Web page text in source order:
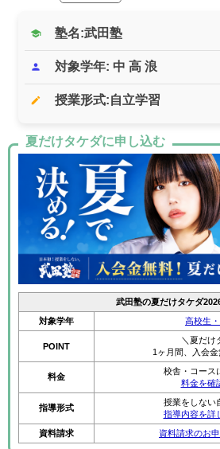
school 塾名:武田塾
person 対象学年: 中 高 浪
edit 授業形式:自立学習
夏だけタケダに申し込む
武田塾の夏だけタケダ
対象学年
高校生
POINT
＼夏だけ
1ヶ月間、入会金
料金
校舎・コース
料金を確
指導形式
授業をしない
指導内容を詳
資料請求
資料請求のお